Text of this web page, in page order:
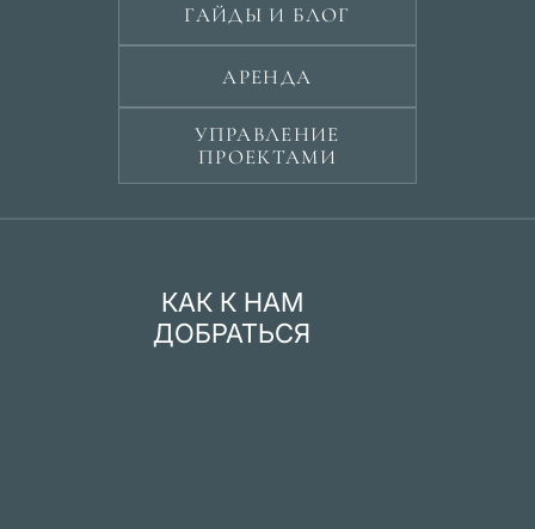
ГАЙДЫ И БЛОГ
АРЕНДА
УПРАВЛЕНИЕ
ПРОЕКТАМИ
КАК К НАМ
ДОБРАТЬСЯ